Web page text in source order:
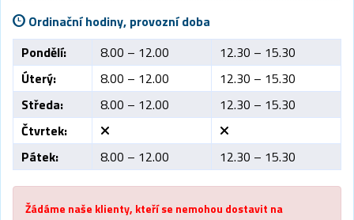
Ordinační hodiny, provozní doba
Pondělí:
8.00 – 12.00
12.30 – 15.30
Úterý:
8.00 – 12.00
12.30 – 15.30
Středa:
8.00 – 12.00
12.30 – 15.30
Čtvrtek:
Pátek:
8.00 – 12.00 12.30 – 15.30
Žádáme naše klienty, kteří se nemohou dostavit na